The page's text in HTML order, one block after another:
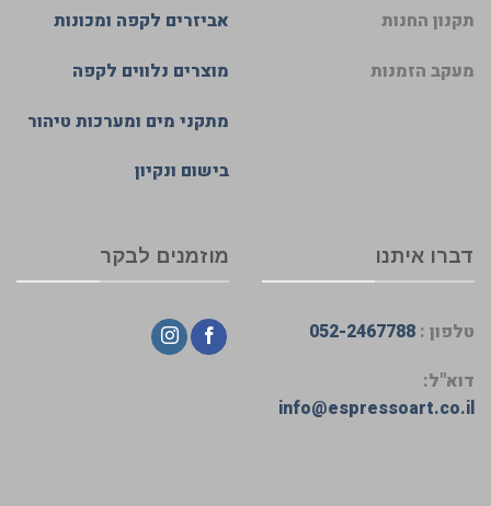
תקנון החנות
מעקב הזמנות
אביזרים לקפה ומכונות
מוצרים נלווים לקפה
מתקני מים ומערכות טיהור
בישום ונקיון
דברו איתנו
טלפון : 052-2467788
דוא"ל:
info@espressoart.co.il
מוזמנים לבקר